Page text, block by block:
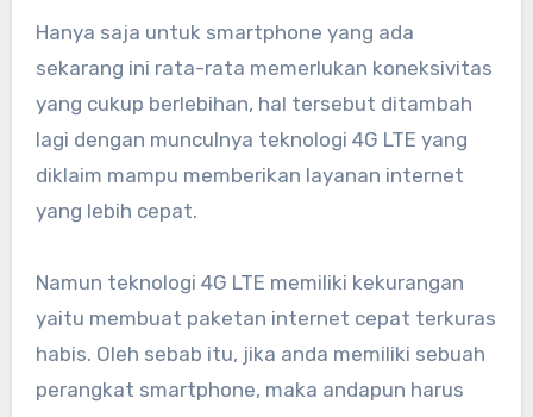
Hanya saja untuk smartphone yang ada
sekarang ini rata-rata memerlukan koneksivitas
yang cukup berlebihan, hal tersebut ditambah
lagi dengan munculnya teknologi 4G LTE yang
diklaim mampu memberikan layanan internet
yang lebih cepat.
Namun teknologi 4G LTE memiliki kekurangan
yaitu membuat paketan internet cepat terkuras
habis. Oleh sebab itu, jika anda memiliki sebuah
perangkat smartphone, maka andapun harus